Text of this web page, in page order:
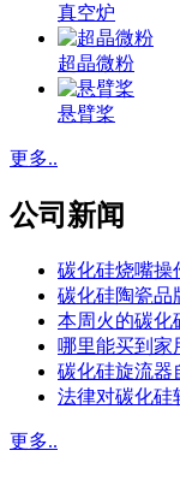
真空炉
超晶微粉
悬臂桨
更多..
公司新闻
碳化硅烧嘴操
碳化硅陶瓷品
本周火的碳化
哪里能买到家
碳化硅旋流器
法律对碳化硅
更多..